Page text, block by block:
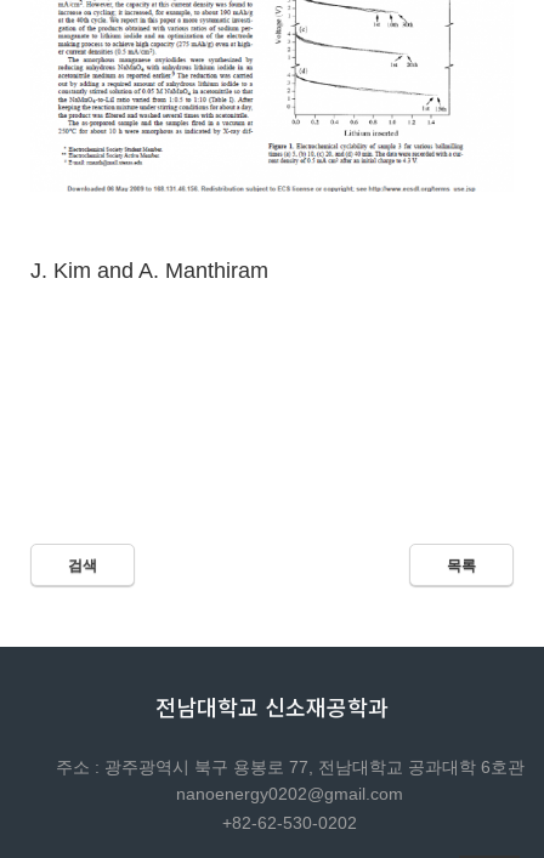
J. Kim and A. Manthiram
검색 목록
전남대학교 신소재공학과
주소 : 광주광역시 북구 용봉로 77, 전남대학교 공과대학 6호관
nanoenergy0202@gmail.com
+82-62-530-0202